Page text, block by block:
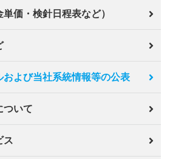
価・検針日程表など）
および当社系統情報等の公表
ついて
ス